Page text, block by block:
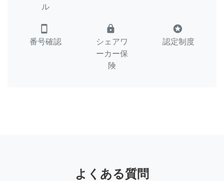
ル
smartphone
番号確認
lock
シェアワ
ーカー保
険
stars
認定制度
よくある質問